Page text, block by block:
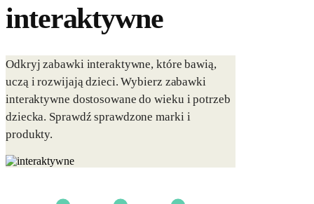
interaktywne
Odkryj zabawki interaktywne, które bawią,
uczą i rozwijają dzieci. Wybierz zabawki
interaktywne dostosowane do wieku i potrzeb
dziecka. Sprawdź sprawdzone marki i
produkty.